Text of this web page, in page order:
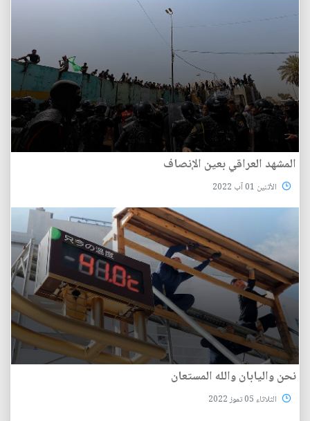
المشهد العراقي بعين الإنصاف
الأثنين 01 آب 2022
نحن واليابان والله المستعان
الثلاثاء 05 تموز 2022